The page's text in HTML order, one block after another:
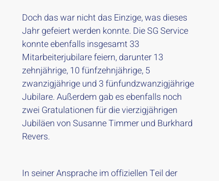
Doch das war nicht das Einzige, was dieses
Jahr gefeiert werden konnte. Die SG Service
konnte ebenfalls insgesamt 33
Mitarbeiterjubilare feiern, darunter 13
zehnjährige, 10 fünfzehnjährige, 5
zwanzigjährige und 3 fünfundzwanzigjährige
Jubilare. Außerdem gab es ebenfalls noch
zwei Gratulationen für die vierzigjährigen
Jubiläen von Susanne Timmer und Burkhard
Revers.
In seiner Ansprache im offiziellen Teil der